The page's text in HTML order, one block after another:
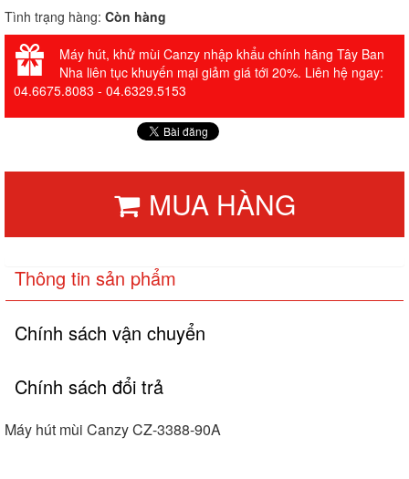
Tình trạng hàng: Còn hàng
Máy hút, khử mùi Canzy nhập khẩu chính hãng Tây Ban
Nha liên tục khuyến mại giảm giá tới 20%. Liên hệ ngay:
04.6675.8083 - 04.6329.5153
MUA HÀNG
Thông tin sản phẩm
Chính sách vận chuyển
Chính sách đổi trả
Máy hút mùi Canzy CZ-3388-90A